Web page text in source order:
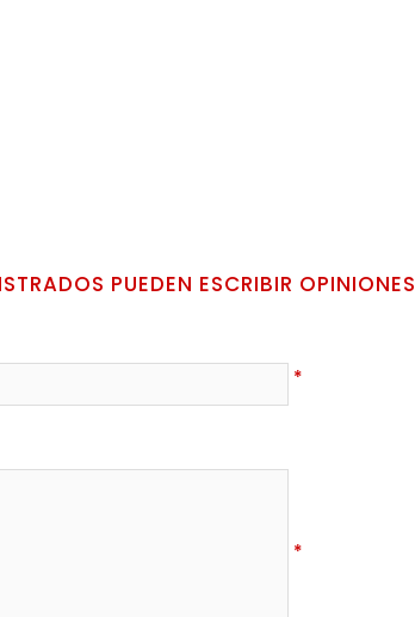
PUEDEN ESCRIBIR OPINIONES
*
*